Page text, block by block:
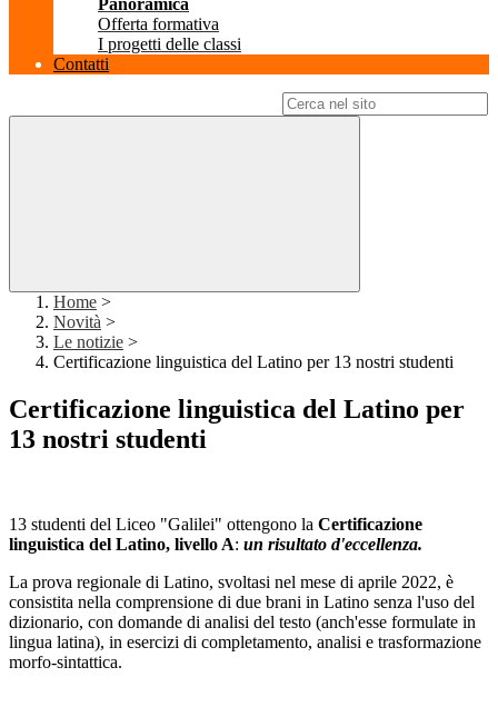
Panoramica
Offerta formativa
I progetti delle classi
Contatti
Home >
Novità >
Le notizie >
Certificazione linguistica del Latino per 13 nostri studenti
Certificazione linguistica del Latino per
13 nostri studenti
13 studenti del Liceo "Galilei" ottengono la Certificazione
linguistica del Latino, livello A: un risultato d'eccellenza.
La prova regionale di Latino, svoltasi nel mese di aprile 2022, è
consistita nella comprensione di due brani in Latino senza l'uso del
dizionario, con domande di analisi del testo (anch'esse formulate in
lingua latina), in esercizi di completamento, analisi e trasformazione
morfo-sintattica.